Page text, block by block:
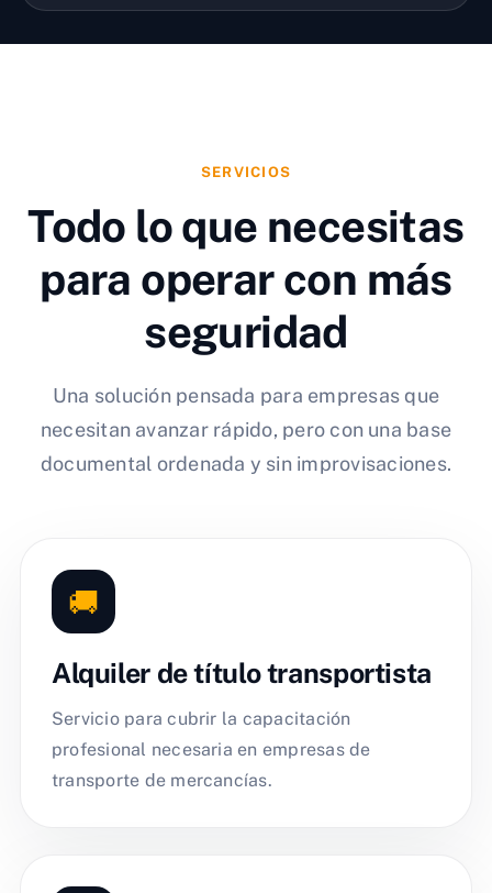
SERVICIOS
Todo lo que necesitas
para operar con más
seguridad
Una solución pensada para empresas que
necesitan avanzar rápido, pero con una base
documental ordenada y sin improvisaciones.
🚚
Alquiler de título transportista
Servicio para cubrir la capacitación
profesional necesaria en empresas de
transporte de mercancías.